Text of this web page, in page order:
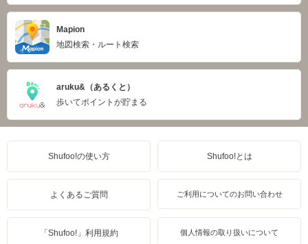
Mapion
地図検索・ルート検索
aruku&（あるくと）
歩いてポイントが貯まる
Shufoo!の使い方 Shufoo!とは
よくあるご質問 ご利用についてのお問い合わせ
「Shufoo!」利用規約 個人情報の取り扱いについて